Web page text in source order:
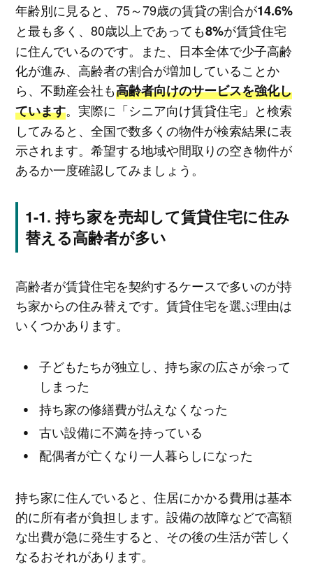
年齢別に見ると、75～79歳の賃貸の割合が14.6%
と最も多く、80歳以上であっても8%が賃貸住宅
に住んでいるのです。また、日本全体で少子高齢
化が進み、高齢者の割合が増加していることか
ら、不動産会社も高齢者向けのサービスを強化し
ています。実際に「シニア向け賃貸住宅」と検索
してみると、全国で数多くの物件が検索結果に表
示されます。希望する地域や間取りの空き物件が
あるか一度確認してみましょう。
持ち家を売却して賃貸住宅に住み
替える高齢者が多い
高齢者が賃貸住宅を契約するケースで多いのが持
ち家からの住み替えです。賃貸住宅を選ぶ理由は
いくつかあります。
子どもたちが独立し、持ち家の広さが余って
しまった
持ち家の修繕費が払えなくなった
古い設備に不満を持っている
配偶者が亡くなり一人暮らしになった
持ち家に住んでいると、住居にかかる費用は基本
的に所有者が負担します。設備の故障などで高額
な出費が急に発生すると、その後の生活が苦しく
なるおそれがあります。